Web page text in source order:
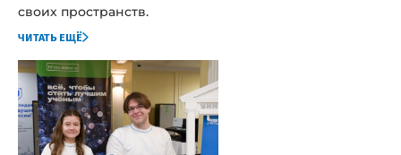
своих пространств.
читать ещё